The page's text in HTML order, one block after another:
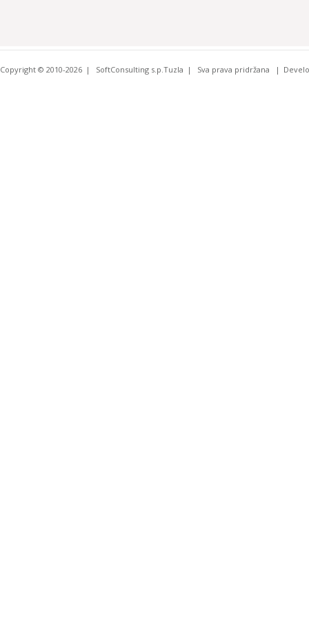
Copyright © 2010-2026 SoftConsulting s.p.Tuzla Sva prava pridržana